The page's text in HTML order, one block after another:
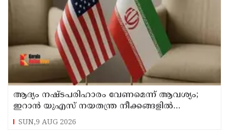
ആദ്യം നഷ്ടപരിഹാരം വേണമെന്ന് ആവശ്യം;
ഇറാന്‍ യുഎസ് നയതന്ത്ര നീക്കങ്ങളില്‍
അനിശ്ചിതത്വം
SUN,9 AUG 2026